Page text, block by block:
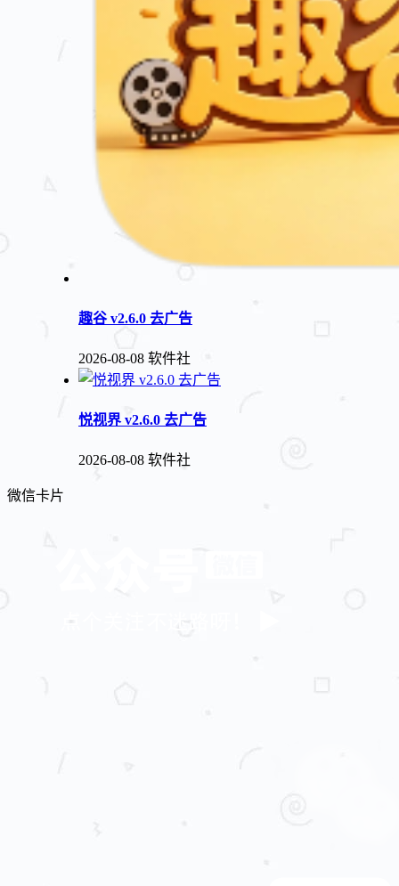
趣谷 v2.6.0 去广告
2026-08-08 软件社
悦视界 v2.6.0 去广告
2026-08-08 软件社
微信卡片